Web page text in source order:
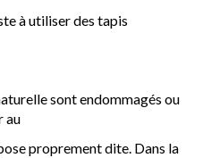
à utiliser des tapis
sont endommagés ou
au
proprement dite. Dans la